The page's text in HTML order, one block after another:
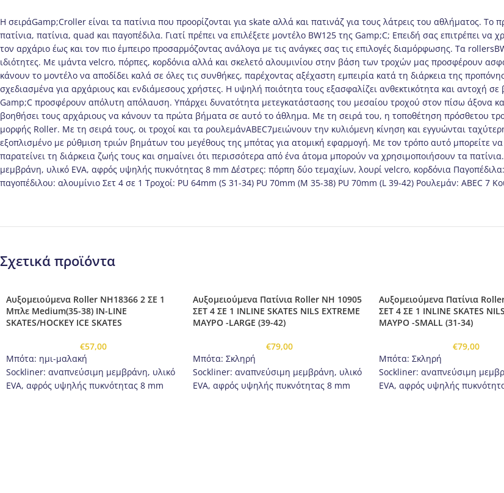
Η σειράGamp;Croller είναι τα πατίνια που προορίζονται για skate αλλά και πατινάζ για τους λάτρεις του αθλήματος.
πατίνια, πατίνια, quad και παγοπέδιλα. Γιατί πρέπει να επιλέξετε μοντέλο BW125 της Gamp;C; Επειδή σας επιτρέπει
τον αρχάριο έως και τον πιο έμπειρο προσαρμόζοντας ανάλογα με τις ανάγκες σας τις επιλογές διαμόρφωσης. Τα
ιδιότητες. Με ιμάντα velcro, πόρπες, κορδόνια αλλά και σκελετό αλουμινίου στην βάση των τροχών μας προσφέρουν
κάνουν το μοντέλο να αποδίδει καλά σε όλες τις συνθήκες, παρέχοντας αξέχαστη εμπειρία κατά τη διάρκεια της
σχεδιασμένα για αρχάριους και ενδιάμεσους χρήστες. Η υψηλή ποιότητα τους εξασφαλίζει ανθεκτικότητα και αντοχή
Gamp;C προσφέρουν απόλυτη απόλαυση. Υπάρχει δυνατότητα μετεγκατάστασης του μεσαίου τροχού στον πίσω άξονα
βοηθήσει τους αρχάριους να κάνουν τα πρώτα βήματα σε αυτό το άθλημα. Με τη σειρά του, η τοποθέτηση πρόσθετου
μορφής Roller. Με τη σειρά τους, οι τροχοί και τα ρουλεμάνABEC7μειώνουν την κυλιόμενη κίνηση και εγγυώνται
εξοπλισμένο με ρύθμιση τριών βημάτων του μεγέθους της μπότας για ατομική εφαρμογή. Με τον τρόπο αυτό μπορείτε
παρατείνει τη διάρκεια ζωής τους και σημαίνει ότι περισσότερα από ένα άτομα μπορούν να χρησιμοποιήσουν τα
μεμβράνη, υλικό EVA, αφρός υψηλής πυκνότητας 8 mm Δέστρες: πόρπη δύο τεμαχίων, λουρί velcro, κορδόνια
παγοπέδιλου: αλουμίνιο Σετ 4 σε 1 Τροχοί: PU 64mm (S 31-34) PU 70mm (M 35-38) PU 70mm (L 39-42) Ρουλεμάν: ABEC 7
Σχετικά προϊόντα
Αυξομειούμενα Roller NH18366 2 ΣΕ 1
Μπλε Medium(35-38) IN-LINE
SKATES/HOCKEY ICE SKATES
€57,00
Μπότα: ημι-μαλακή
Sockliner: αναπνεύσιμη μεμβράνη, υλικό
EVA, αφρός υψηλής πυκνότητας 8 mm
Αυξομειούμενα Πατίνια Roller NH 10905
ΣΕΤ 4 ΣΕ 1 INLINE SKATES NILS EXTREME
ΜΑΥΡΟ -LARGE (39-42)
€79,00
Μπότα: Σκληρή
Sockliner: αναπνεύσιμη μεμβράνη, υλικό
EVA, αφρός υψηλής πυκνότητας 8 mm
Αυξομειούμενα Πατίνια
ΣΕΤ 4 ΣΕ 1 INLINE SKATES
ΜΑΥΡΟ -SMALL (31-34)
€79,00
Μπότα: Σκληρή
Sockliner: αναπνεύσιμη
EVA, αφρός υψηλής